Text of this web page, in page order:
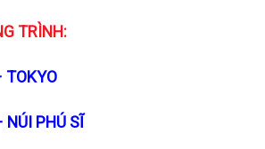
TRÌNH:
TOKYO
NÚI PHÚ SĨ